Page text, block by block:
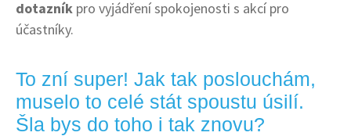
dotazník pro vyjádření spokojenosti s akcí pro
účastníky.
To zní super! Jak tak poslouchám,
muselo to celé stát spoustu úsilí.
Šla bys do toho i tak znovu?